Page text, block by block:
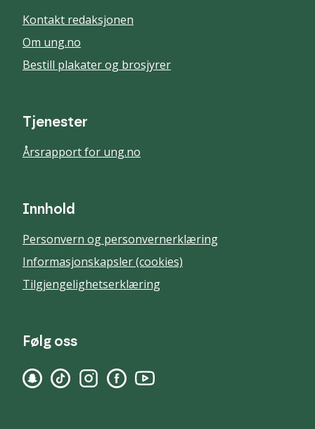
Kontakt redaksjonen
Om ung.no
Bestill plakater og brosjyrer
Tjenester
Årsrapport for ung.no
Innhold
Personvern og personvernerklæring
Informasjonskapsler (cookies)
Tilgjengelighetserklæring
Følg oss